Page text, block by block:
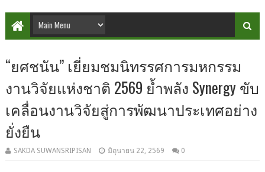
“ยศชนัน” เยี่ยมชมนิทรรศการมหกรรม
งานวิจัยแห่งชาติ 2569 ย้ำพลัง Synergy ขับ
เคลื่อนงานวิจัยสู่การพัฒนาประเทศอย่าง
ยั่งยืน
SAKDA SUWANSRIPISAN มิถุนายน 22, 2569 0